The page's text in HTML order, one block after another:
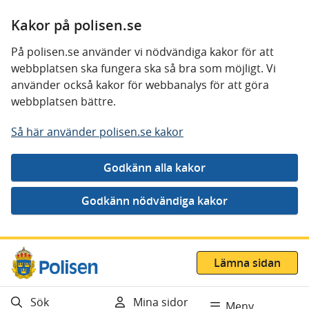
Kakor på polisen.se
På polisen.se använder vi nödvändiga kakor för att
webbplatsen ska fungera ska så bra som möjligt. Vi
använder också kakor för webbanalys för att göra
webbplatsen bättre.
Så här använder polisen.se kakor
Gå direkt till innehåll
Lämna sidan
Sök Mina sidor Meny